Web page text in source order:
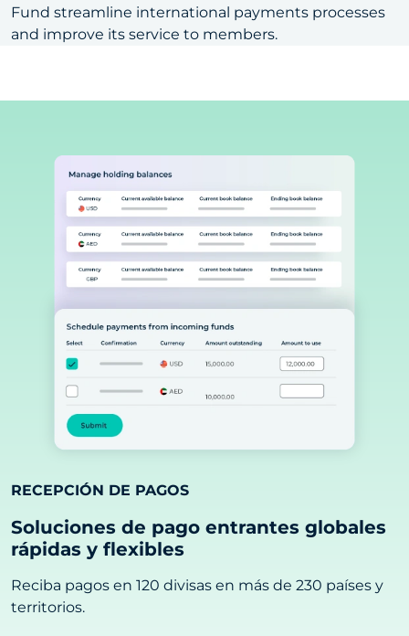
Fund streamline international payments processes
and improve its service to members.
RECEPCIÓN DE PAGOS
Soluciones de pago entrantes globales
rápidas y flexibles
Reciba pagos en 120 divisas en más de 230 países y
territorios.